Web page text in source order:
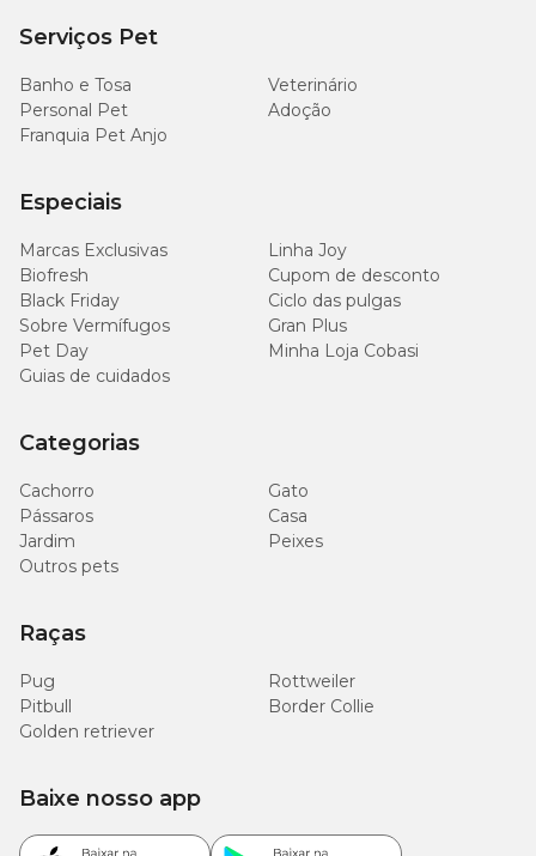
Serviços Pet
Banho e Tosa
Veterinário
Personal Pet
Adoção
Franquia Pet Anjo
Especiais
Marcas Exclusivas
Linha Joy
Biofresh
Cupom de desconto
Black Friday
Ciclo das pulgas
Sobre Vermífugos
Gran Plus
Pet Day
Minha Loja Cobasi
Guias de cuidados
Categorias
Cachorro
Gato
Pássaros
Casa
Jardim
Peixes
Outros pets
Raças
Pug
Rottweiler
Pitbull
Border Collie
Golden retriever
Baixe nosso app